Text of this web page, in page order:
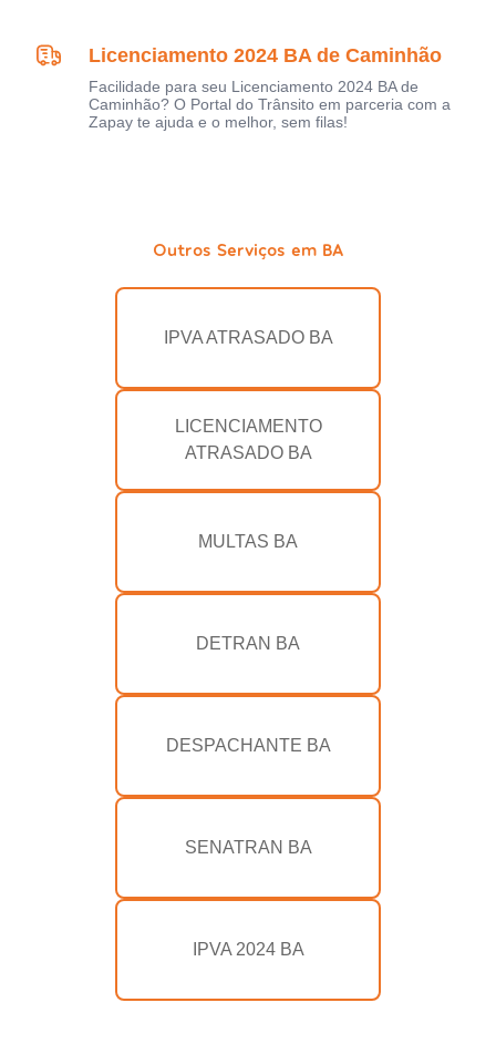
Licenciamento 2024 BA de Caminhão
Facilidade para seu Licenciamento 2024 BA de
Caminhão? O Portal do Trânsito em parceria com a
Zapay te ajuda e o melhor, sem filas!
Outros Serviços em BA
IPVA ATRASADO BA
LICENCIAMENTO
ATRASADO BA
MULTAS BA
DETRAN BA
DESPACHANTE BA
SENATRAN BA
IPVA 2024 BA